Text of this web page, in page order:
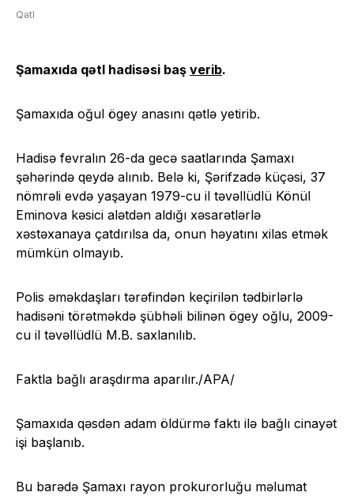
Qətl
Şamaxıda qətl hadisəsi baş verib.
Şamaxıda oğul ögey anasını qətlə yetirib.
Hadisə fevralın 26-da gecə saatlarında Şamaxı
şəhərində qeydə alınıb. Belə ki, Şərifzadə küçəsi, 37
nömrəli evdə yaşayan 1979-cu il təvəllüdlü Könül
Eminova kəsici alətdən aldığı xəsarətlərlə
xəstəxanaya çatdırılsa da, onun həyatını xilas etmək
mümkün olmayıb.
Polis əməkdaşları tərəfindən keçirilən tədbirlərlə
hadisəni törətməkdə şübhəli bilinən ögey oğlu, 2009-
cu il təvəllüdlü M.B. saxlanılıb.
Faktla bağlı araşdırma aparılır./APA/
Şamaxıda qəsdən adam öldürmə faktı ilə bağlı cinayət
işi başlanıb.
Bu barədə Şamaxı rayon prokurorluğu məlumat